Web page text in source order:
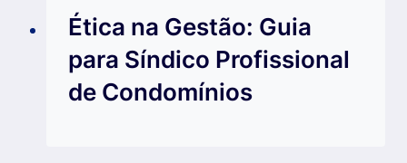
Ética na Gestão: Guia
para Síndico Profissional
de Condomínios